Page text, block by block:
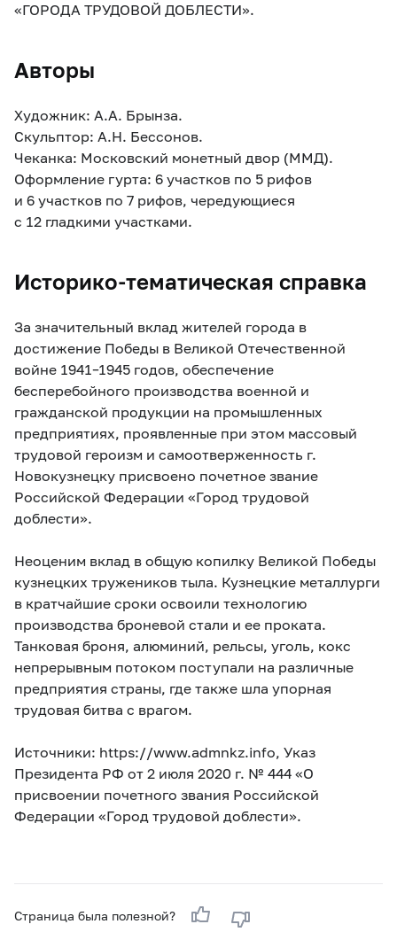
«ГОРОДА ТРУДОВОЙ ДОБЛЕСТИ».
Авторы
Художник: А.А. Брынза.
Скульптор: А.Н. Бессонов.
Чеканка: Московский монетный двор (ММД).
Оформление гурта: 6 участков по 5 рифов
и 6 участков по 7 рифов, чередующиеся
с 12 гладкими участками.
Историко-тематическая справка
За значительный вклад жителей города в
достижение Победы в Великой Отечественной
войне 1941–1945 годов, обеспечение
бесперебойного производства военной и
гражданской продукции на промышленных
предприятиях, проявленные при этом массовый
трудовой героизм и самоотверженность г.
Новокузнецку присвоено почетное звание
Российской Федерации «Город трудовой
доблести».
Неоценим вклад в общую копилку Великой Победы
кузнецких тружеников тыла. Кузнецкие металлурги
в кратчайшие сроки освоили технологию
производства броневой стали и ее проката.
Танковая броня, алюминий, рельсы, уголь, кокс
непрерывным потоком поступали на различные
предприятия страны, где также шла упорная
трудовая битва с врагом.
Источники: https://www.admnkz.info, Указ
Президента РФ от 2 июля 2020 г. № 444 «О
присвоении почетного звания Российской
Федерации «Город трудовой доблести».
Страница была полезной?